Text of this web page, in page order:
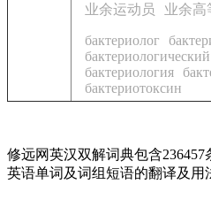
业余运动员
业余高
бактериолог
бактериологический
бактериология
бактериотоксин
修远网英汉双解词典包含
英语单词及词组短语的翻译及用